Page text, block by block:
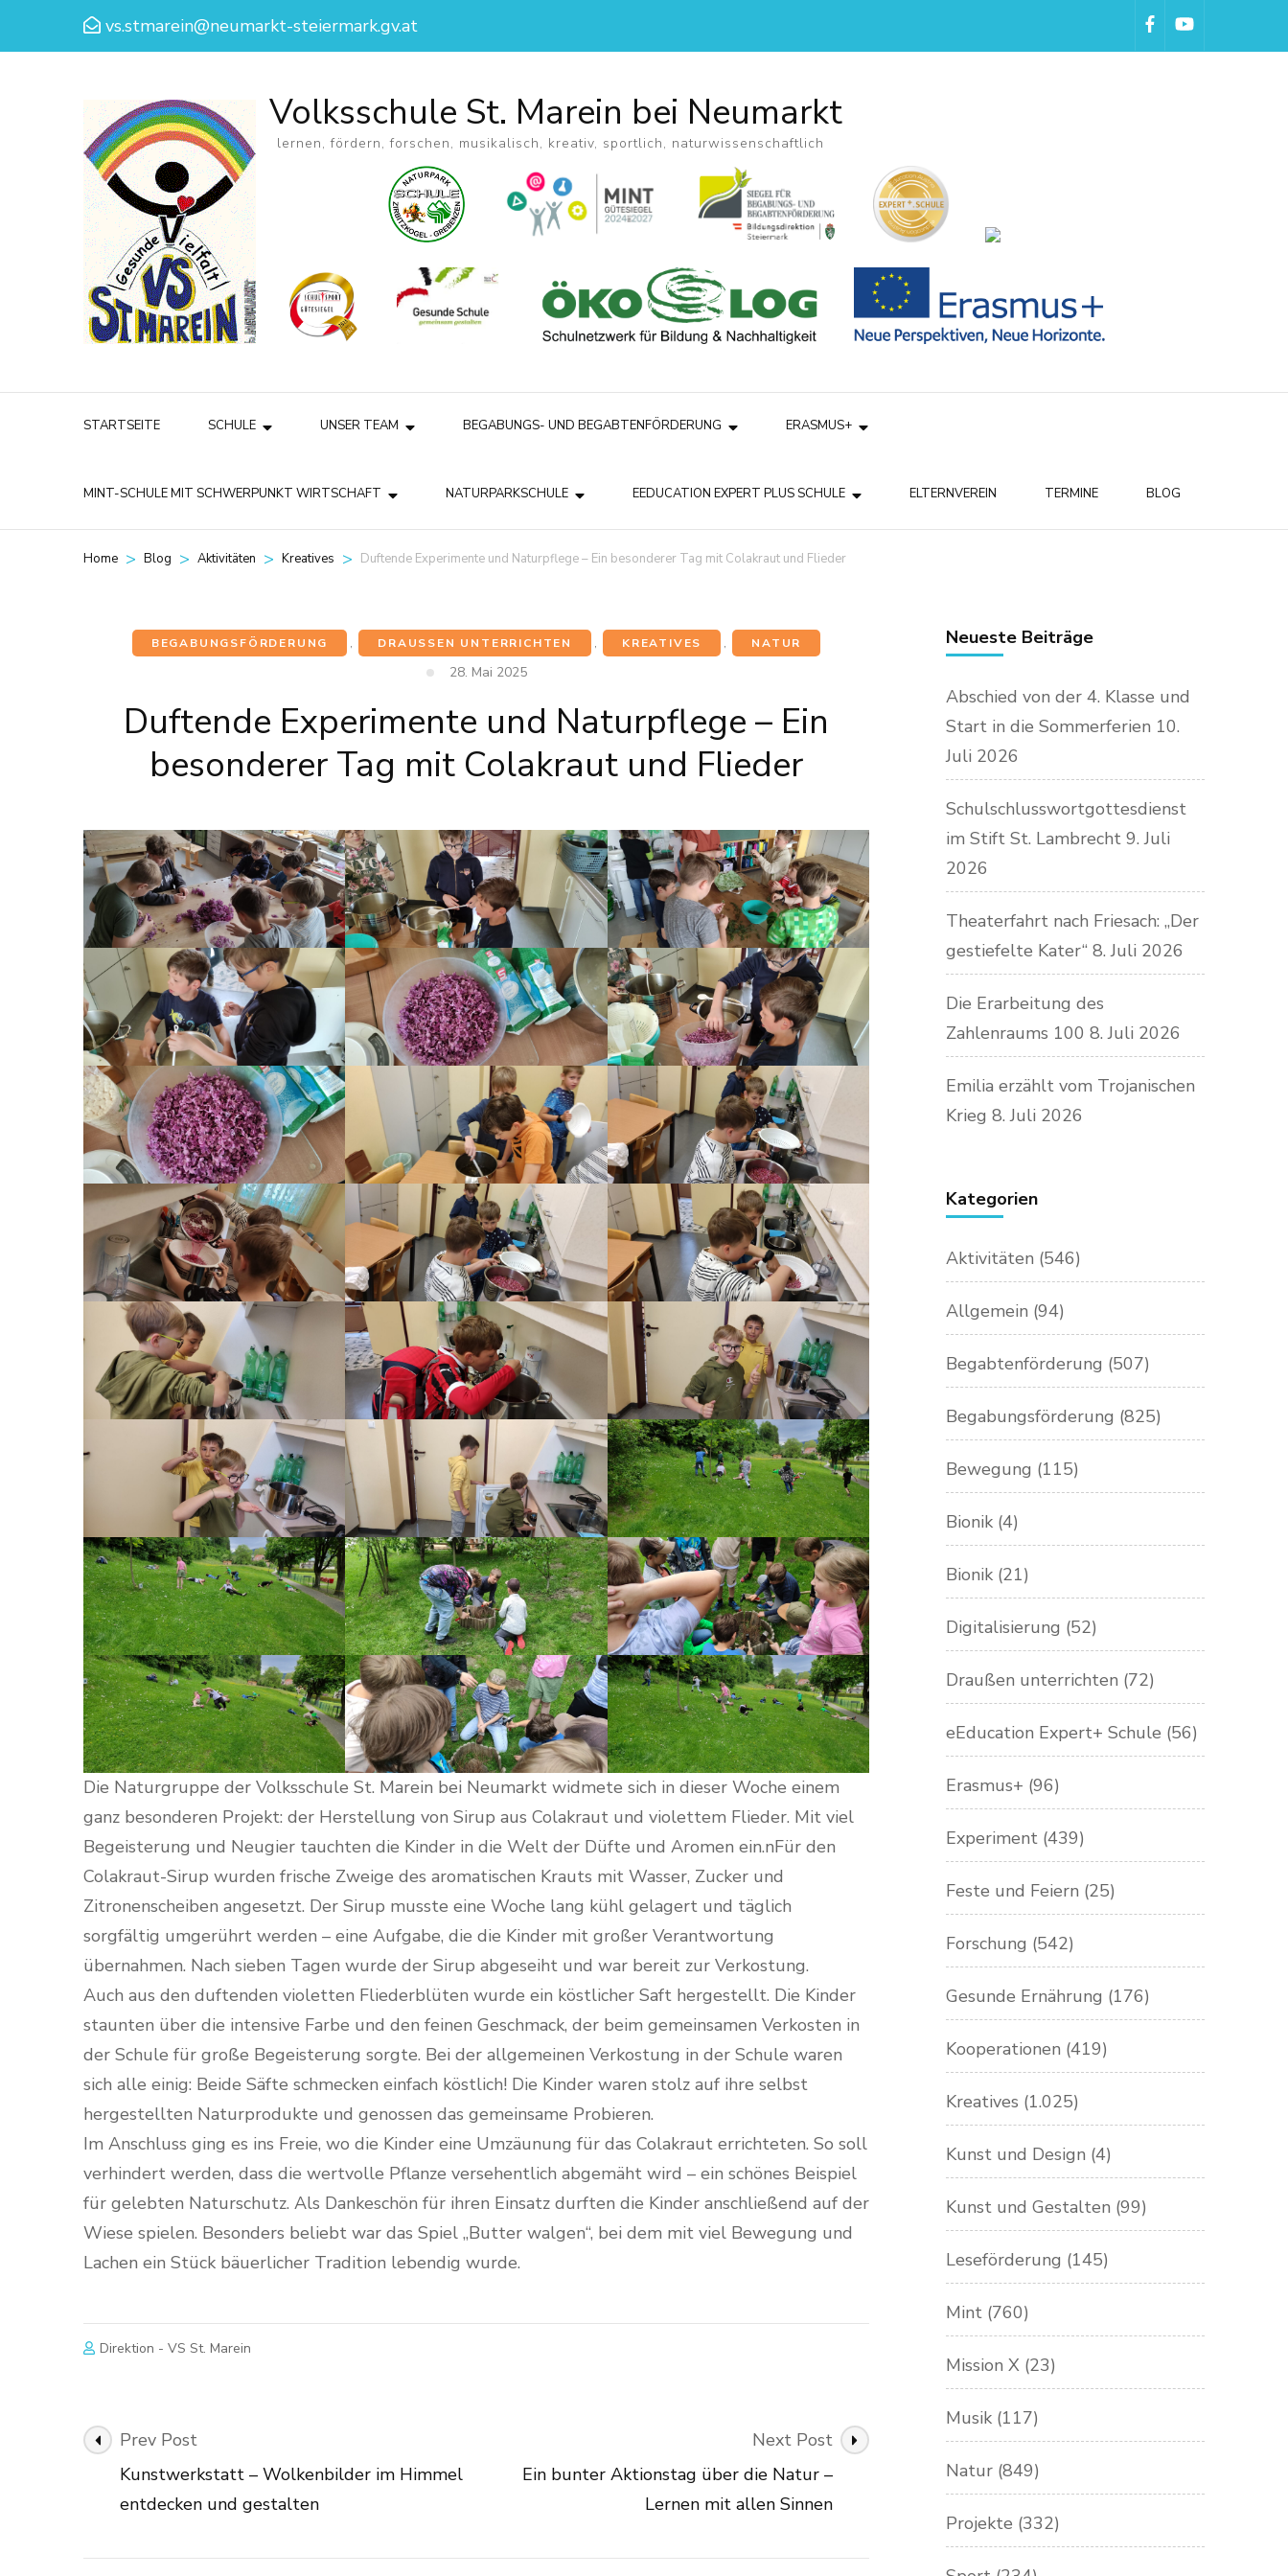
vs.stmarein@neumarkt-steiermark.gv.at
Volksschule St. Marein bei Neumarkt
lernen, fördern, forschen, musikalisch, kreativ, sportlich, naturwissenschaftlich
STARTSEITE SCHULE UNSER TEAM BEGABUNGS- UND BEGABTENFÖRDERUNG ERASMUS+
MINT-SCHULE MIT SCHWERPUNKT WIRTSCHAFT NATURPARKSCHULE EEDUCATION EXPERT PLUS SCHULE ELTERNVEREIN TERMINE BLOG
Home > Blog > Aktivitäten > Kreatives > Duftende Experimente und Naturpflege – Ein besonderer Tag mit Colakraut und Flieder
BEGABUNGSFÖRDERUNG , DRAUSSEN UNTERRICHTEN , KREATIVES , NATUR
28. Mai 2025
Duftende Experimente und Naturpflege – Ein
besonderer Tag mit Colakraut und Flieder
Die Naturgruppe der Volksschule St. Marein bei Neumarkt widmete sich in dieser Woche einem
ganz besonderen Projekt: der Herstellung von Sirup aus Colakraut und violettem Flieder. Mit viel
Begeisterung und Neugier tauchten die Kinder in die Welt der Düfte und Aromen ein.nFür den
Colakraut-Sirup wurden frische Zweige des aromatischen Krauts mit Wasser, Zucker und
Zitronenscheiben angesetzt. Der Sirup musste eine Woche lang kühl gelagert und täglich
sorgfältig umgerührt werden – eine Aufgabe, die die Kinder mit großer Verantwortung
übernahmen. Nach sieben Tagen wurde der Sirup abgeseiht und war bereit zur Verkostung.
Auch aus den duftenden violetten Fliederblüten wurde ein köstlicher Saft hergestellt. Die Kinder
staunten über die intensive Farbe und den feinen Geschmack, der beim gemeinsamen Verkosten in
der Schule für große Begeisterung sorgte. Bei der allgemeinen Verkostung in der Schule waren
sich alle einig: Beide Säfte schmecken einfach köstlich! Die Kinder waren stolz auf ihre selbst
hergestellten Naturprodukte und genossen das gemeinsame Probieren.
Im Anschluss ging es ins Freie, wo die Kinder eine Umzäunung für das Colakraut errichteten. So soll
verhindert werden, dass die wertvolle Pflanze versehentlich abgemäht wird – ein schönes Beispiel
für gelebten Naturschutz. Als Dankeschön für ihren Einsatz durften die Kinder anschließend auf der
Wiese spielen. Besonders beliebt war das Spiel „Butter walgen“, bei dem mit viel Bewegung und
Lachen ein Stück bäuerlicher Tradition lebendig wurde.
Direktion - VS St. Marein
Post
Navigation
Prev Post
Kunstwerkstatt – Wolkenbilder im Himmel
entdecken und gestalten
Next Post
Ein bunter Aktionstag über die Natur –
Lernen mit allen Sinnen
Neueste Beiträge
Abschied von der 4. Klasse und
Start in die Sommerferien 10.
Juli 2026
Schulschlusswortgottesdienst
im Stift St. Lambrecht 9. Juli
2026
Theaterfahrt nach Friesach: „Der
gestiefelte Kater“ 8. Juli 2026
Die Erarbeitung des
Zahlenraums 100 8. Juli 2026
Emilia erzählt vom Trojanischen
Krieg 8. Juli 2026
Kategorien
Aktivitäten (546)
Allgemein (94)
Begabtenförderung (507)
Begabungsförderung (825)
Bewegung (115)
Bionik (4)
Bionik (21)
Digitalisierung (52)
Draußen unterrichten (72)
eEducation Expert+ Schule (56)
Erasmus+ (96)
Experiment (439)
Feste und Feiern (25)
Forschung (542)
Gesunde Ernährung (176)
Kooperationen (419)
Kreatives (1.025)
Kunst und Design (4)
Kunst und Gestalten (99)
Leseförderung (145)
Mint (760)
Mission X (23)
Musik (117)
Natur (849)
Projekte (332)